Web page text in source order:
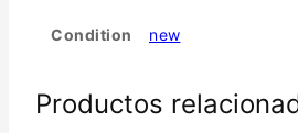
Condition new
Productos